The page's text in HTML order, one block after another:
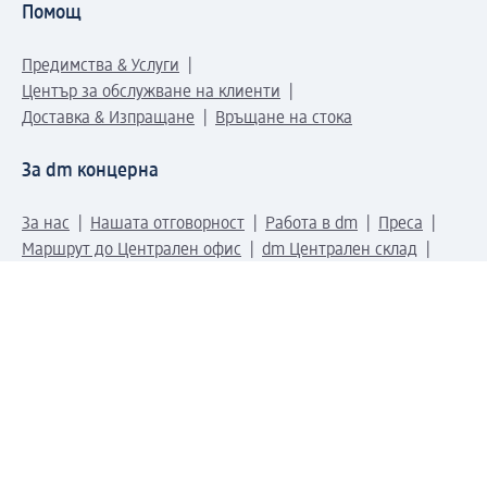
Помощ
Предимства & Услуги
Център за обслужване на клиенти
Доставка & Изпращане
Връщане на стока
За dm концерна
За нас Нашата отговорност Работа в dm
Преса
Маршрут до Централен офис
dm Централен склад